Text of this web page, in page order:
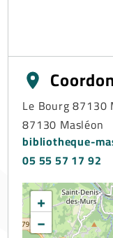
Le Bourg 87130
87130 Masléon
bibliotheque-
05 55 57 17 92
+
−